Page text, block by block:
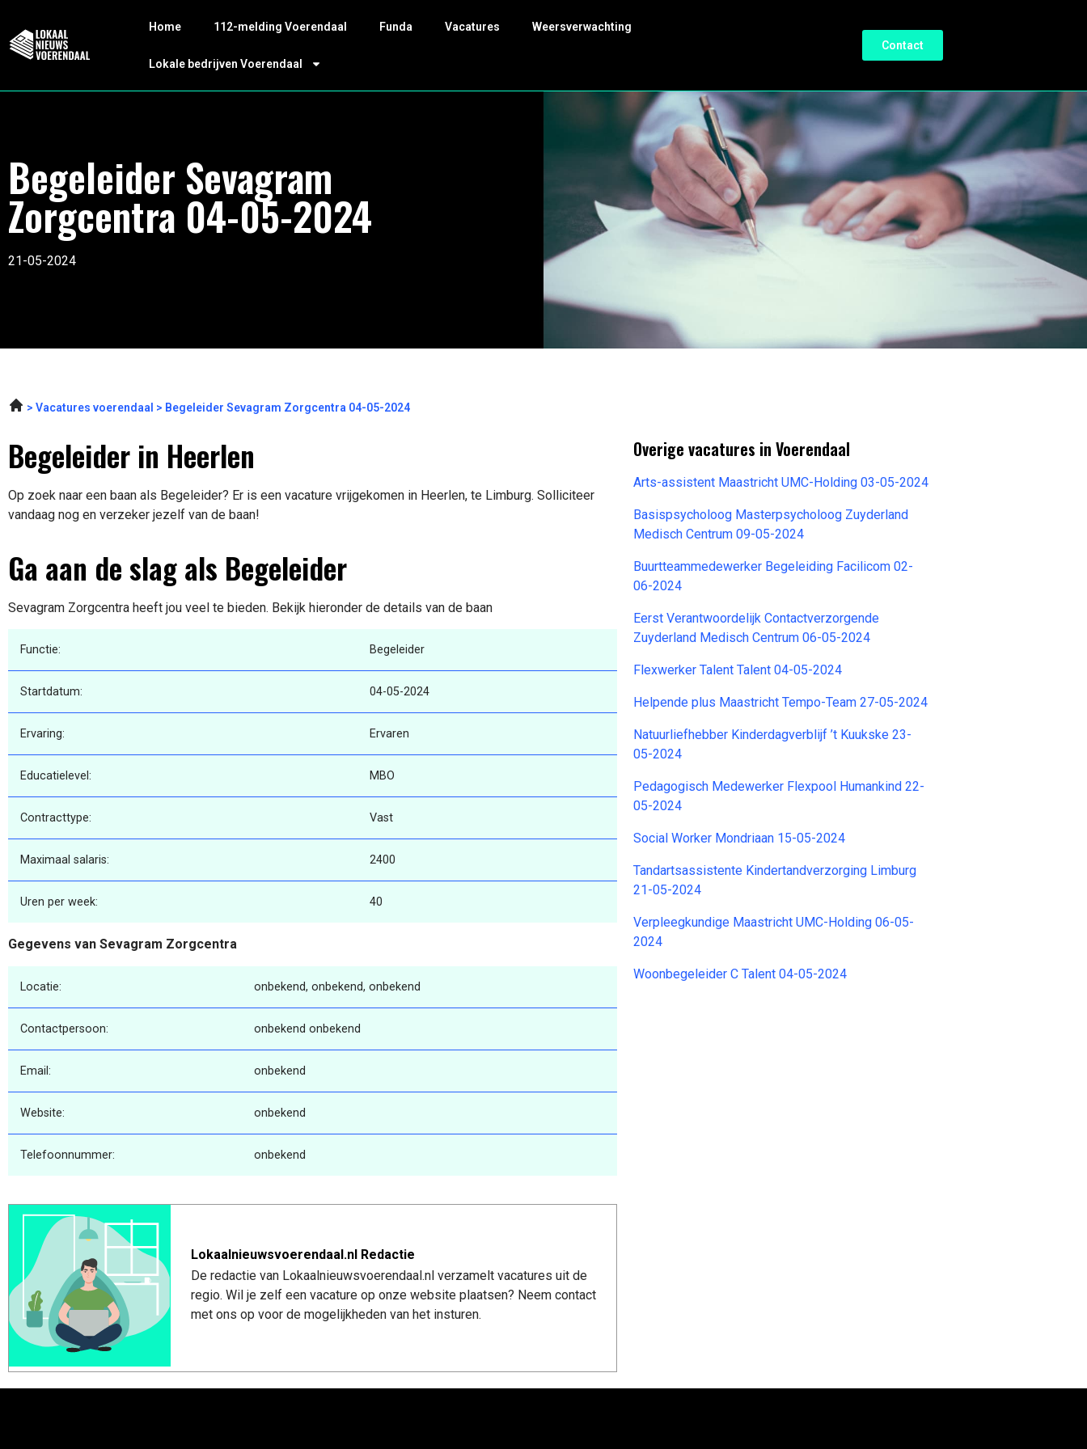
Home 112-melding Voerendaal Funda Vacatures Weersverwachting
Lokale bedrijven Voerendaal
Contact
Begeleider Sevagram
Zorgcentra 04-05-2024
21-05-2024
Vacatures voerendaal Begeleider Sevagram Zorgcentra 04-05-2024
Begeleider in Heerlen
Op zoek naar een baan als Begeleider? Er is een vacature vrijgekomen in Heerlen, te Limburg. Solliciteer
vandaag nog en verzeker jezelf van de baan!
Ga aan de slag als Begeleider
Sevagram Zorgcentra heeft jou veel te bieden. Bekijk hieronder de details van de baan
Functie: Begeleider
Startdatum: 04-05-2024
Ervaring: Ervaren
Educatielevel: MBO
Contracttype: Vast
Maximaal salaris: 2400
Uren per week: 40
Gegevens van Sevagram Zorgcentra
Locatie: onbekend, onbekend, onbekend
Contactpersoon: onbekend onbekend
Email: onbekend
Website: onbekend
Telefoonnummer: onbekend
Lokaalnieuwsvoerendaal.nl Redactie
De redactie van Lokaalnieuwsvoerendaal.nl verzamelt vacatures uit de
regio. Wil je zelf een vacature op onze website plaatsen? Neem contact
met ons op voor de mogelijkheden van het insturen.
Overige vacatures in Voerendaal
Arts-assistent Maastricht UMC-Holding 03-05-2024
Basispsycholoog Masterpsycholoog Zuyderland
Medisch Centrum 09-05-2024
Buurtteammedewerker Begeleiding Facilicom 02-
06-2024
Eerst Verantwoordelijk Contactverzorgende
Zuyderland Medisch Centrum 06-05-2024
Flexwerker Talent Talent 04-05-2024
Helpende plus Maastricht Tempo-Team 27-05-2024
Natuurliefhebber Kinderdagverblijf ’t Kuukske 23-
05-2024
Pedagogisch Medewerker Flexpool Humankind 22-
05-2024
Social Worker Mondriaan 15-05-2024
Tandartsassistente Kindertandverzorging Limburg
21-05-2024
Verpleegkundige Maastricht UMC-Holding 06-05-
2024
Woonbegeleider C Talent 04-05-2024